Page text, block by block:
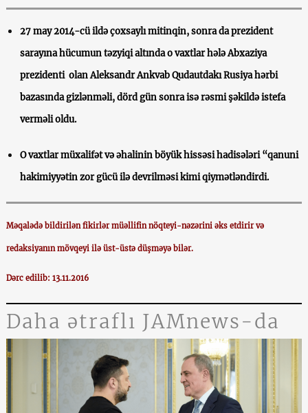
27 may 2014-cü ildə çoxsaylı mitinqin, sonra da prezident
sarayına hücumun təzyiqi altında o vaxtlar hələ Abxaziya
prezidenti olan Aleksandr Ankvab Qudautdakı Rusiya hərbi
bazasında gizlənməli, dörd gün sonra isə rəsmi şəkildə istefa
verməli oldu.
O vaxtlar müxalifət və əhalinin böyük hissəsi hadisələri “qanuni
hakimiyyətin zor gücü ilə devrilməsi kimi qiymətləndirdi.
Məqalədə bildirilən fikirlər müəllifin nöqteyi-nəzərini əks etdirir və
redaksiyanın mövqeyi ilə üst-üstə düşməyə bilər.
Dərc edilib: 13.11.2016
Daha ətraflı JAMnews-da